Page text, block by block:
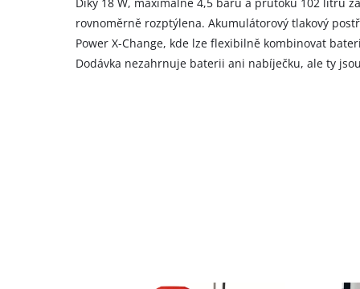
content
to
the
list
Díky 18 W, maximálně 4,5 baru a průtoku 102 litrů
rovnoměrně rozptýlena. Akumulátorový tlakový
Power X-Change, kde lze flexibilně kombinovat
Dodávka nezahrnuje baterii ani nabíječku, ale ty